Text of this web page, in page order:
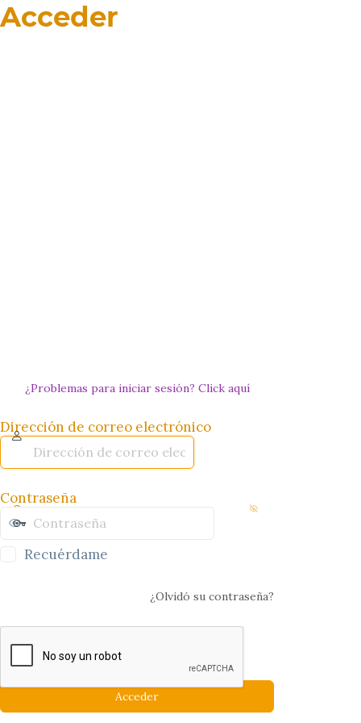
Acceder
¿Problemas para iniciar sesión? Click aquí
Dirección de correo electrónico
Contraseña
Recuérdame
¿Olvidó su contraseña?